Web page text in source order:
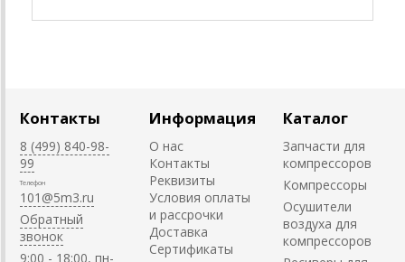
Контакты
8 (499) 840-98-
99
Телефон
101@5m3.ru
Обратный
звонок
9:00 - 18:00, пн-
Информация
О нас
Контакты
Реквизиты
Условия оплаты
и рассрочки
Доставка
Сертификаты
Каталог
Запчасти для
компрессоров
Компрессоры
Осушители
воздуха для
компрессоров